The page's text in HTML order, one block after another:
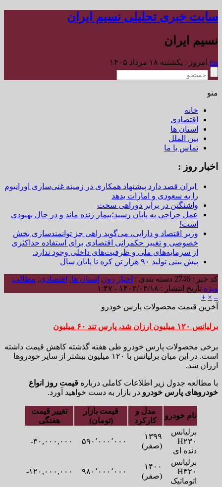
سایت خبری تحلیلی نسیم ایران
نسیم ایران
rss امروز : یکشنبه ۱۸ مرداد ۱۴۰۵
منو
خانه
اقتصادی
استان ها
بین الملل
تماس با ما
اخبار روز :
ایران قصد دارد پیشنهاد همکاری در زمینه غنی‌سازی اورانیوم
را به سعودی و امارات بدهد
واشنگتن در برابر دوراهی سخت
عمل جراحی به پایان رسید؛بیمار زنده ماند و در حال بهبودی
است!
وزیر اقتصاد و دارایی، می‌گوید راهی جز توانمندسازی بخش
خصوصی و تغییر حکمرانی اقتصادی برای استفاده حداکثری
از سرمایه‌های ملی و ظرفیت‌های داخلی وجود ندارد.
پیش بینی تولید ۹۰ هزار تن کره تا پایان سال
کد خبر : 2746 دسته بندی : اخبار روز , استان ها, اقتصادی, مطالب
ویژه تاریخ انتشار : ۱۴۰۲/۰۴/۱۸ - ۱:۴۷
–
×
+
آخرین قیمت محصولات پارس خودرو
برلیانس ۱۲۰ میلیون ارزان شد، پارس تند ۶۰ میلیون
برخی محصولات پارس خودرو طی هفته گذشته کاهش قیمت داشته
است. در این میان برلیانس با ۱۲۰ میلیون بیشتر از سایر خودروها
ارزان شد.
با مطالعه جدول زیر اطلاعات کاملی درباره قیمت روز انواع
خودروهای پارس خودرو در بازار به دست خواهید آورد.
نام خودرو
مدل و
کارکرد
قیمت بازار
(تومان)
تغییر قیمت
هفتگی
برلیانس
H۲۳۰
دنده ای
۱۳۹۹
(صفر)
۵۹۰٬۰۰۰٬۰۰۰ ۳۰,۰۰۰,۰۰۰-
برلیانس
اتوماتیک
۱۴۰۰
(صفر)
۹۸۰٬۰۰۰٬۰۰۰ ۱۲۰,۰۰۰,۰۰۰-